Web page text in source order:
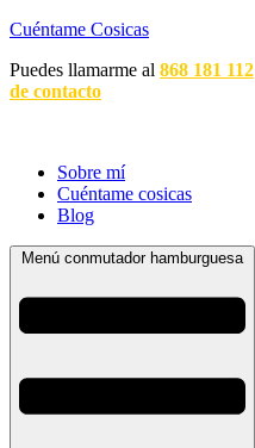
Cuéntame Cosicas
Puedes llamarme al 868 181 112
de contacto
Sobre mí
Cuéntame cosicas
Blog
Menú conmutador hamburguesa